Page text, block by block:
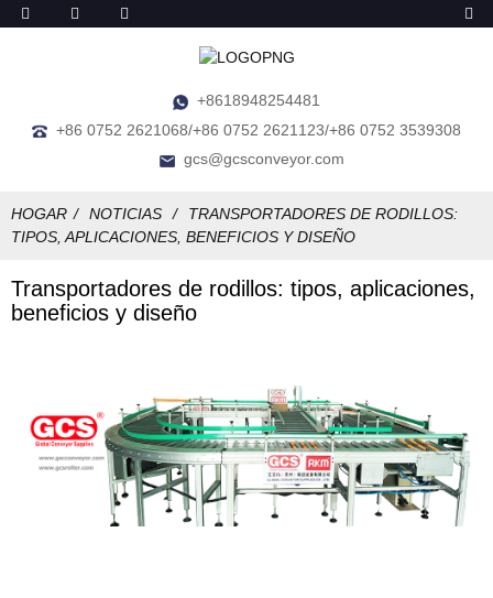
+8618948254481
+86 0752 2621068/+86 0752 2621123/+86 0752 3539308
gcs@gcsconveyor.com
HOGAR NOTICIAS
TRANSPORTADORES DE RODILLOS:
TIPOS, APLICACIONES, BENEFICIOS Y DISEÑO
Transportadores de rodillos: tipos, aplicaciones,
beneficios y diseño